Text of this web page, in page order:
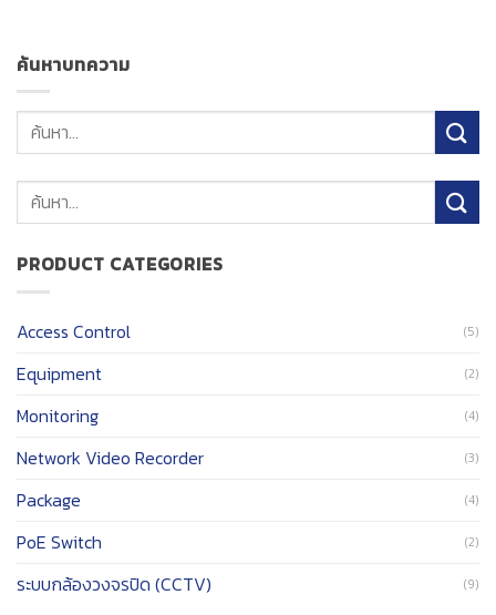
ค้นหาบทความ
ค้นหา:
PRODUCT CATEGORIES
Access Control (5)
Equipment (2)
Monitoring (4)
Network Video Recorder (3)
Package (4)
PoE Switch (2)
ระบบกล้องวงจรปิด (CCTV) (9)